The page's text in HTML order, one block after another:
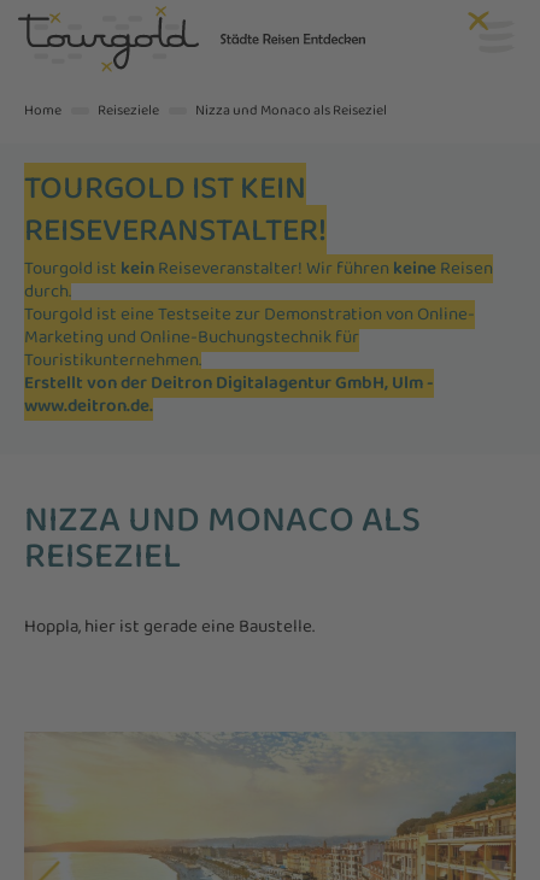
Home Reiseziele Nizza und Monaco als Reiseziel
TOURGOLD IST KEIN
REISEVERANSTALTER!
Tourgold ist keinReiseveranstalter! Wir führen keineReisen
durch.
Tourgold ist eine Testseite zur Demonstration von Online-
Marketing und Online-Buchungstechnik für
Touristikunternehmen.
Erstellt von der Deitron Digitalagentur GmbH, Ulm -
www.deitron.de.
NIZZA UND MONACO ALS
REISEZIEL
Hoppla, hier ist gerade eine Baustelle.